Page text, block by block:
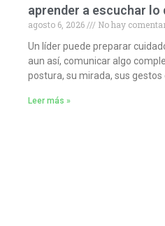
aprender a escuchar lo
agosto 6, 2026
No hay
Un líder puede preparar
aun así, comunicar algo
postura, su mirada, sus gestos
Leer más »